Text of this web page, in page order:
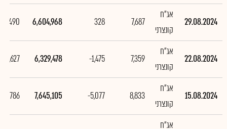
29.08.2024
אג"ח
קונצרני
7,687
328
6,604,968
22.08.2024
אג"ח
קונצרני
7,359
-1,475
6,329,478
15.08.2024
אג"ח
קונצרני
8,833
-5,077
7,645,105
אג"ח